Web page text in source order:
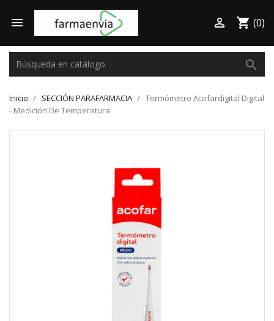
 shopping_cart (0)

search
Inicio SECCIÓN PARAFARMACIA
Termómetro Acofardigital Digital
- Medición De Temperatura